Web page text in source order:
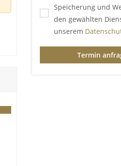
Speicherung und
den gewählten
unserem
Termin